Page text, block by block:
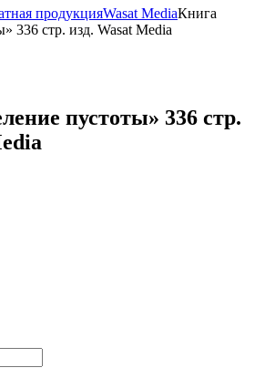
продукцияWasat MediaКнига
336 стр. изд. Wasat Media
пустоты» 336 стр.